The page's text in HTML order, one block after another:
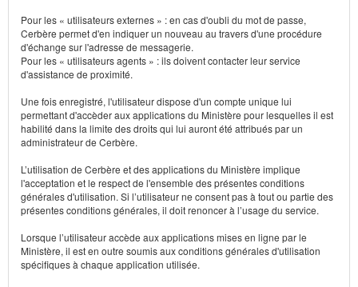
Pour les « utilisateurs externes » : en cas d'oubli du mot de passe,
Cerbère permet d'en indiquer un nouveau au travers d'une procédure
d'échange sur l'adresse de messagerie.
Pour les « utilisateurs agents » : ils doivent contacter leur service
d'assistance de proximité.
Une fois enregistré, l'utilisateur dispose d'un compte unique lui
permettant d'accèder aux applications du Ministère pour lesquelles il est
habilité dans la limite des droits qui lui auront été attribués par un
administrateur de Cerbère.
L’utilisation de Cerbère et des applications du Ministère implique
l'acceptation et le respect de l'ensemble des présentes conditions
générales d'utilisation. Si l’utilisateur ne consent pas à tout ou partie des
présentes conditions générales, il doit renoncer à l’usage du service.
Lorsque l’utilisateur accède aux applications mises en ligne par le
Ministère, il est en outre soumis aux conditions générales d'utilisation
spécifiques à chaque application utilisée.